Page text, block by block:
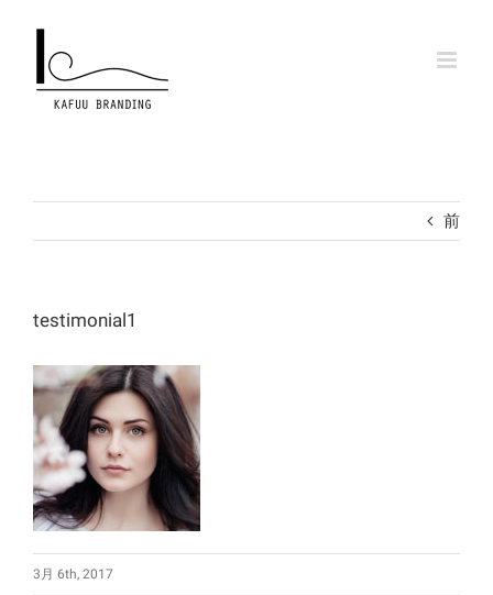
content
前
testimonial1
3月 6th, 2017